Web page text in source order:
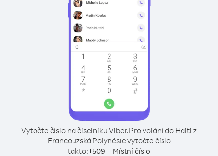
Vytočte číslo na číselníku Viber.Pro volání do Haiti z
Francouzská Polynésie vytočte číslo
takto:+509 + Místní číslo